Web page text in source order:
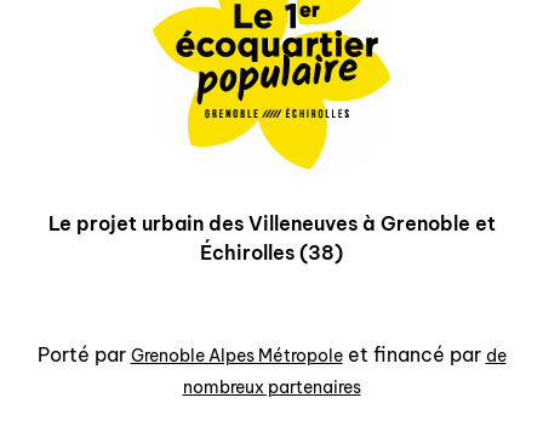
Le projet urbain des Villeneuves à Grenoble et
Échirolles (38)
Porté par Grenoble Alpes Métropoleet financé par de
nombreux partenaires